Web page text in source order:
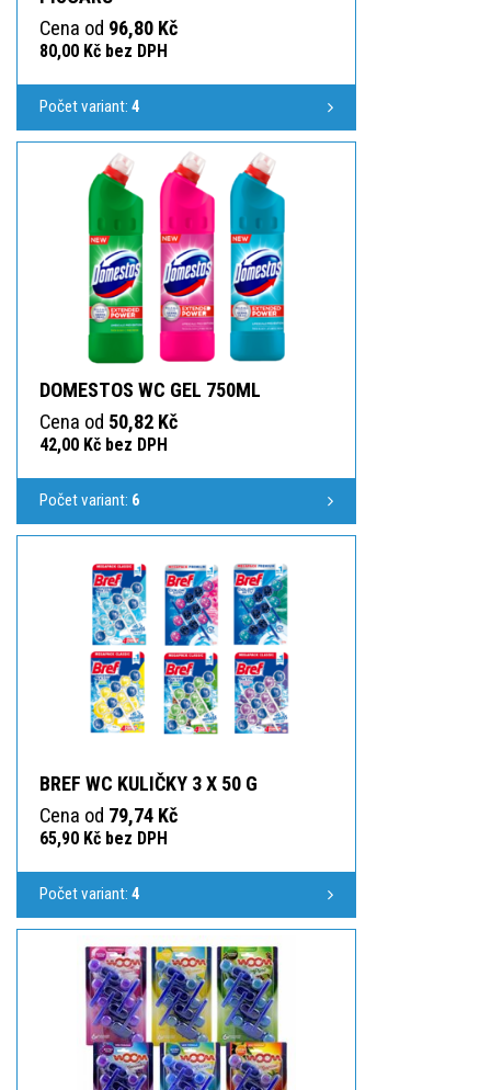
Cena od 96,80 Kč
80,00 Kč bez DPH
Počet variant: 4
DOMESTOS WC GEL 750ML
Cena od 50,82 Kč
42,00 Kč bez DPH
Počet variant: 6
BREF WC KULIČKY 3 X 50 G
Cena od 79,74 Kč
65,90 Kč bez DPH
Počet variant: 4